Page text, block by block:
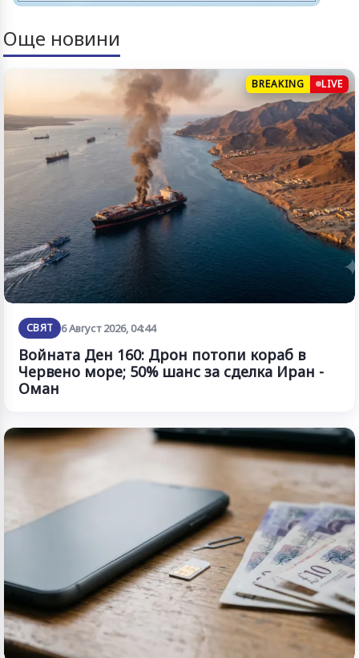
Още новини
BREAKING LIVE
СВЯТ 6 Август 2026, 04:44
Войната Ден 160: Дрон потопи кораб в
Червено море; 50% шанс за сделка Иран -
Оман